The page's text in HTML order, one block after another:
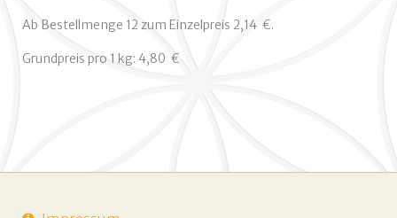
Ab Bestellmenge 12 zum Einzelpreis 2,14  €.
Grundpreis pro 1 kg: 4,80  €